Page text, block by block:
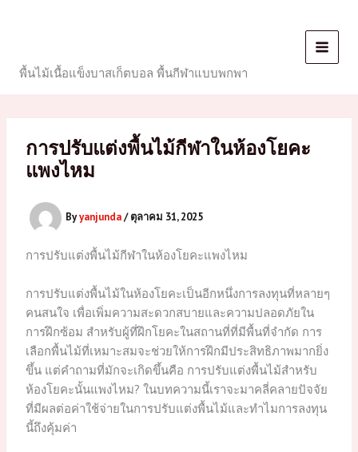
พื้นไม้เนื้อแข็งบาสเก็ตบอล พื้นกีฬาแบบพกพา
การปรับแต่งพื้นไม้กีฬาในห้องโยคะ
แพงไหม
Byyanjunda/ตุลาคม 31, 2025
การปรับแต่งพื้นไม้กีฬาในห้องโยคะแพงไหม
การปรับแต่งพื้นไม้ในห้องโยคะเป็นอีกหนึ่งการลงทุนที่หลายๆ
คนสนใจ เพื่อเพิ่มความสะดวกสบายและความปลอดภัยใน
การฝึกซ้อม สำหรับผู้ที่ฝึกโยคะในสถานที่ที่มีพื้นที่จำกัด การ
เลือกพื้นไม้ที่เหมาะสมจะช่วยให้การฝึกมีประสิทธิภาพมากยิ่ง
ขึ้น แต่คำถามที่มักจะเกิดขึ้นคือ การปรับแต่งพื้นไม้สำหรับ
ห้องโยคะนั้นแพงไหม? ในบทความนี้เราจะมาคลี่คลายปัจจัย
ที่มีผลต่อค่าใช้จ่ายในการปรับแต่งพื้นไม้และทำไมการลงทุน
นี้ถึงคุ้มค่า